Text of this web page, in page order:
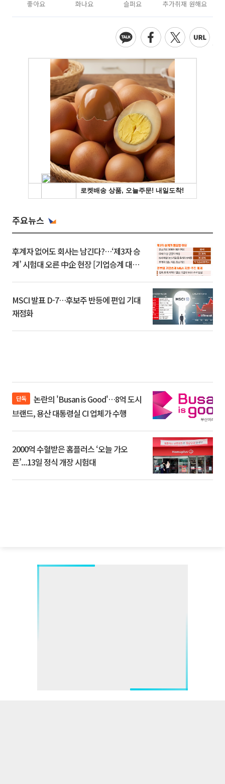
좋아요 화나요 슬퍼요 추가취재 원해요
주요뉴스
후계자 없어도 회사는 남긴다?…‘제3자 승
계’ 시험대 오른 中企 현장 [기업승계 대전
MSCI 발표 D-7…후보주 반등에 편입 기대
재점화
단독
브랜드, 용산 대통령실 CI 업체가 수행
2000억 수혈받은 홈플러스 ‘오늘 가오
픈’...13일 정식 개장 시험대